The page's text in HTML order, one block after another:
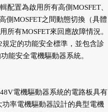
配置為啟用所有高側MOSFET、
側MOSFET之間動態切換（具體
所有MOSFET來回應故障情況。
規定的功能安全標準，並包含診
能安全電機驅動器系統。
電機驅動器系統的電路板具有
率電機驅動器設計的典型電機